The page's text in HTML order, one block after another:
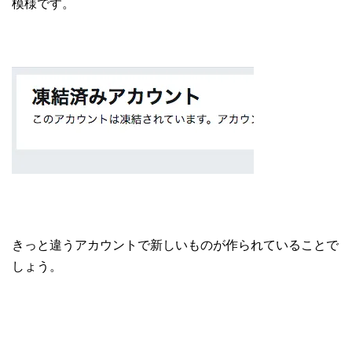
模様です。
きっと違うアカウントで新しいものが作られていることで
しょう。